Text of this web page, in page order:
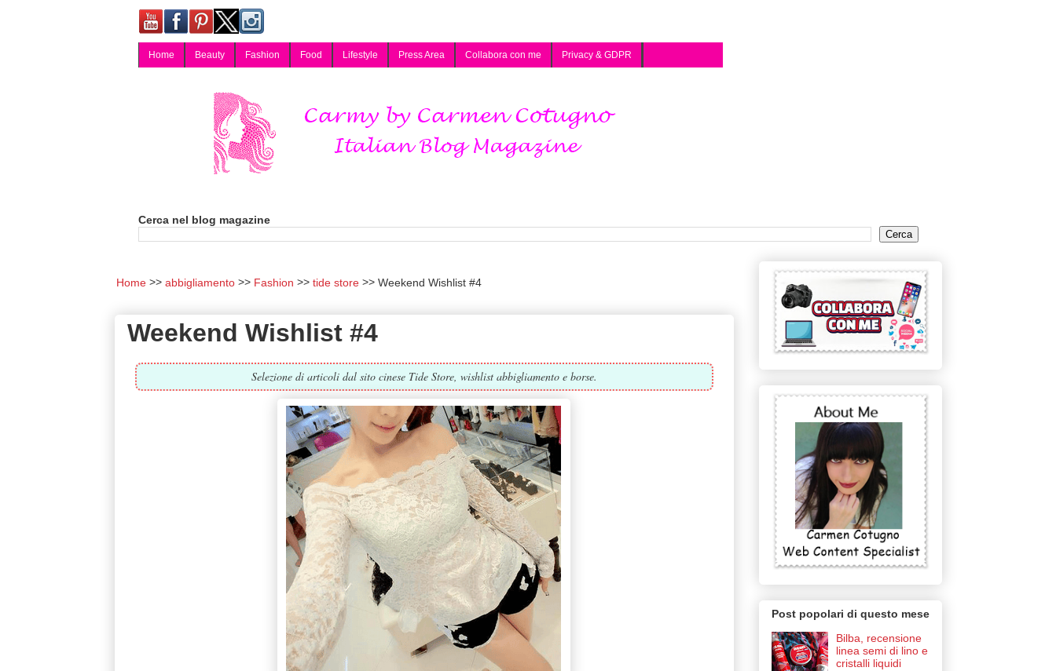
Home Beauty Fashion Food Lifestyle Press Area Collabora con me Privacy & GDPR
Cerca nel blog magazine
Home abbigliamento Fashion tide store Weekend Wishlist #4
Weekend Wishlist #4
Selezione di articoli dal sito cinese Tide Store, wishlist abbigliamento e borse.
Post popolari di questo mese
Bilba, recensione
linea semi di lino e
cristalli liquidi